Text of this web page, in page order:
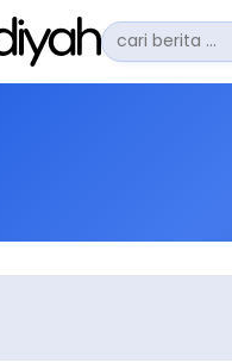
Pencarian
untuk: